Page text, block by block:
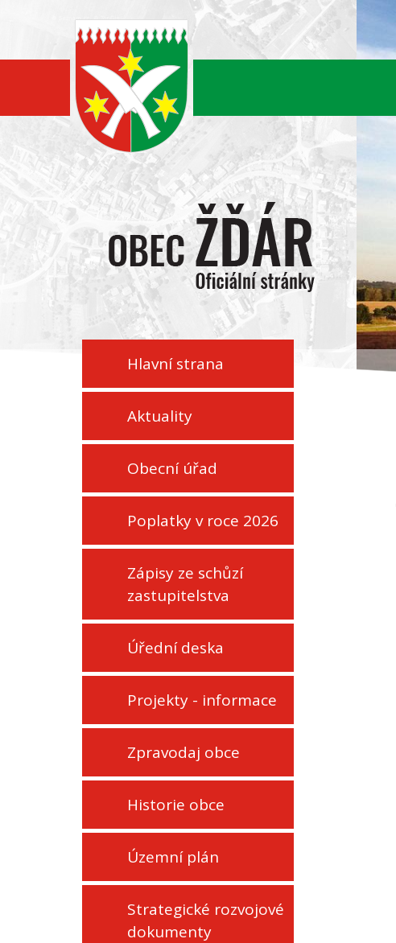
Hlavní strana
Aktuality
Obecní úřad
Poplatky v roce 2026
Zápisy ze schůzí
zastupitelstva
Úřední deska
Projekty - informace
Zpravodaj obce
Historie obce
Územní plán
Strategické rozvojové
dokumenty